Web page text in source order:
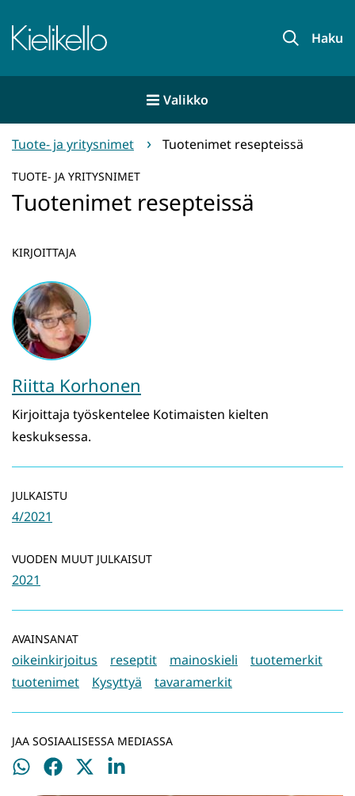
sisältöön
Etusivu Haku
Valikko
Tuote- ja yritysnimet Tuotenimet resepteissä
TUOTE- JA YRITYSNIMET
Tuotenimet resepteissä
KIRJOITTAJA
Riitta Korhonen
Kirjoittaja työskentelee Kotimaisten kielten
keskuksessa.
JULKAISTU
4/2021
VUODEN MUUT JULKAISUT
2021
AVAINSANAT
oikeinkirjoitus reseptit mainoskieli
tuotemerkit
tuotenimet
Kysyttyä tavaramerkit
JAA SOSIAALISESSA MEDIASSA
Jaa
Jaa
Jaa
Jaa